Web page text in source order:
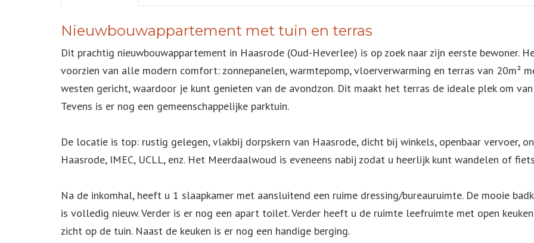
OMSCHRIJVING
Nieuwbouwappartement met tuin en terras
Dit prachtig nieuwbouwappartement in Haasrode (Oud-Heverlee) is op zoek naar zijn eerste bewoner.
voorzien van alle modern comfort: zonnepanelen, warmtepomp, vloerverwarming en terras van 20m²
westen gericht, waardoor je kunt genieten van de avondzon. Dit maakt het terras de ideale plek om
Tevens is er nog een gemeenschappelijke parktuin.
De locatie is top: rustig gelegen, vlakbij dorpskern van Haasrode, dicht bij winkels, openbaar vervoer,
Haasrode, IMEC, UCLL, enz. Het Meerdaalwoud is eveneens nabij zodat u heerlijk kunt wandelen of
Na de inkomhal, heeft u 1 slaapkamer met aansluitend een ruime dressing/bureauruimte. De mooie
is volledig nieuw. Verder is er nog een apart toilet. Verder heeft u de ruimte leefruimte met open
zicht op de tuin. Naast de keuken is er nog een handige berging.